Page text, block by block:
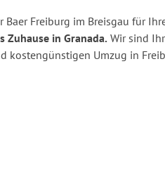
Baer Freiburg im Breisgau für
Zuhause in Granada. Wir sind
kostengünstigen Umzug in